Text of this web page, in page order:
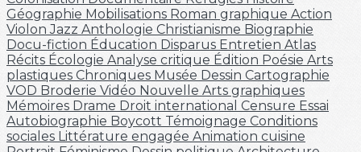
Géographie Mobilisations Roman graphique Action
ViolonJazz Anthologie Christianisme Biographie
Docu-fiction Éducation Disparus Entretien Atlas
Récits Écologie Analyse critique Édition Poésie Arts
plastiques Chroniques Musée Dessin Cartographie
VOD Broderie Vidéo Nouvelle Arts graphiques
Mémoires Drame Droit international Censure Essai
Autobiographie Boycott Témoignage Conditions
sociales Littérature engagée Animation cuisine